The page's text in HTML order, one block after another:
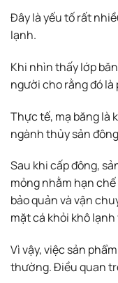
Đây là yếu tố rất
lạnh.
Khi nhìn thấy lớp
người cho rằng đó là
Thực tế, mạ băng là
ngành thủy sản
Sau khi cấp đông,
mỏng nhằm hạn
bảo quản và vận
mặt cá khỏi khô
Vì vậy, việc sản
thường. Điều quan